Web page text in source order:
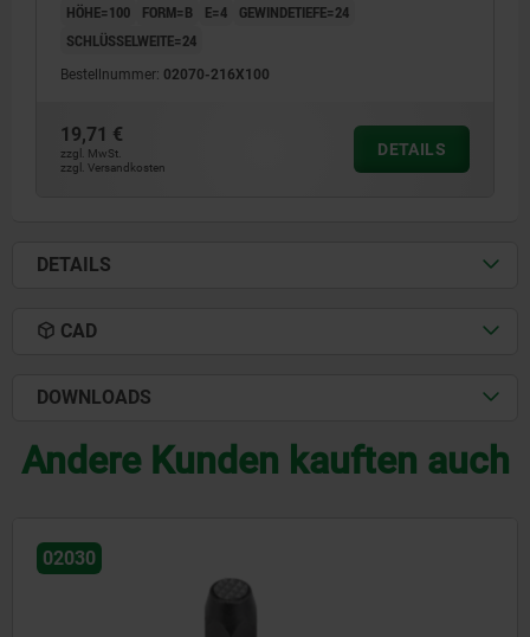
HÖHE=100
FORM=B E=4
GEWINDETIEFE=24
SCHLÜSSELWEITE=24
Bestellnummer: 02070-216X100
19,71 €
zzgl. MwSt.
zzgl. Versandkosten
DETAILS
DETAILS
CAD
DOWNLOADS
Andere Kunden kauften auch